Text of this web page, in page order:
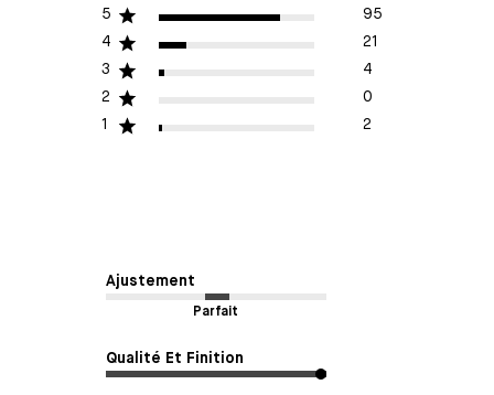
5
95
4
21
3
4
2
0
1
2
Ajustement
Parfait
Qualité Et Finition